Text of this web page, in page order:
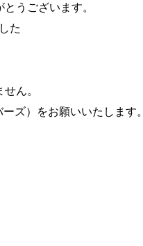
うございます。
た
ん。
ズ）をお願いいたします。